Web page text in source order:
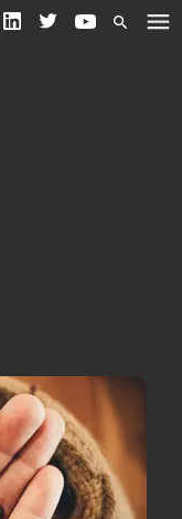
Ambiente